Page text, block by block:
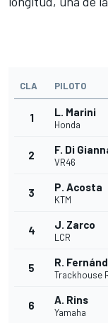
CLA PILOTO
1 L. Marini
Honda
2 F. Di
VR46
3 P. Acosta
KTM
4 J. Zarco
LCR
5 R.
Trackhouse
6 A. Rins
Yamaha